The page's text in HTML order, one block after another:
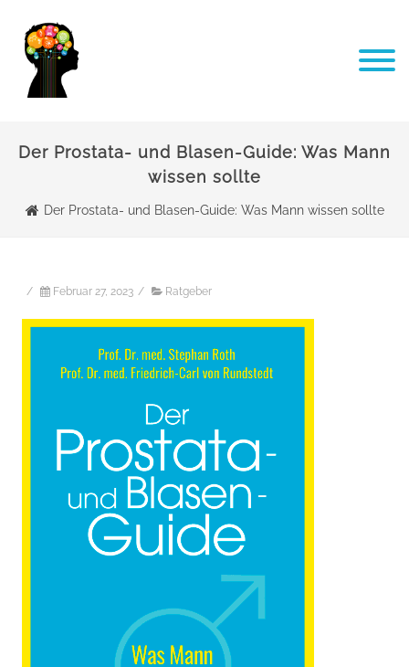
Der Prostata- und Blasen-Guide: Was Mann
wissen sollte
Der Prostata- und Blasen-Guide: Was Mann wissen sollte
/ Februar 27, 2023 / Ratgeber